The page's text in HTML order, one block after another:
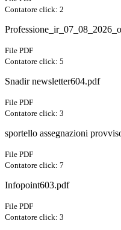
Contatore click: 2
File PDF
Contatore click: 5
Snadir newsletter604.pdf
File PDF
Contatore click: 3
sportello assegnazioni
File PDF
Contatore click: 7
Infopoint603.pdf
File PDF
Contatore click: 3